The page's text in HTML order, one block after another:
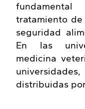
tratamiento de
seguridad
En las
medicina
distribuidas